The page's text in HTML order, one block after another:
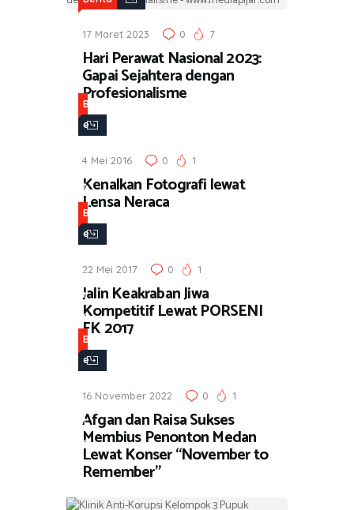
17 Maret 2023 0 7
Hari Perawat Nasional 2023:
Gapai Sejahtera dengan
Profesionalisme
B
e
i
t
a
4 Mei 2016 0 1
Kenalkan Fotografi lewat
Lensa Neraca
B
e
i
t
a
22 Mei 2017 0 1
Jalin Keakraban Jiwa
Kompetitif Lewat PORSENI
FK 2017
B
e
i
t
a
16 November 2022 0 1
Afgan dan Raisa Sukses
Membius Penonton Medan
Lewat Konser “November to
Remember”